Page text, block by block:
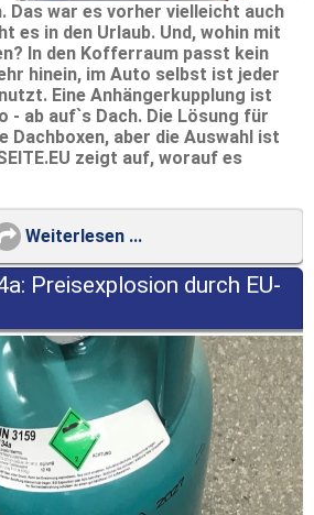
Das war es vorher vielleicht auch
es in den Urlaub. Und, wohin mit
In den Kofferraum passt kein
hinein, im Auto selbst ist jeder
Eine Anhängerkupplung ist
- ab auf`s Dach. Die Lösung für
Dachboxen, aber die Auswahl ist
zeigt auf, worauf es
Weiterlesen ...
Preisexplosion durch EU-